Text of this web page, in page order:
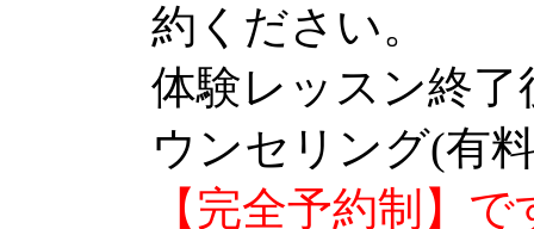
約ください。
体験レッスン終
ウンセリング(有
【完全予約制】で